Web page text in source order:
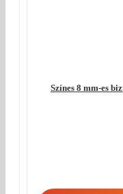
Színes 8 mm-es